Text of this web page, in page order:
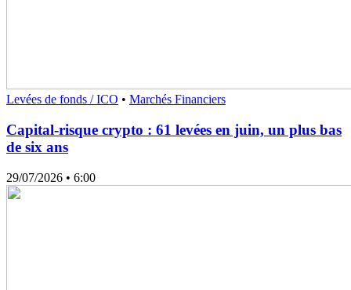
Levées de fonds / ICO • Marchés Financiers
Capital-risque crypto : 61 levées en juin, un plus bas
de six ans
29/07/2026 • 6:00